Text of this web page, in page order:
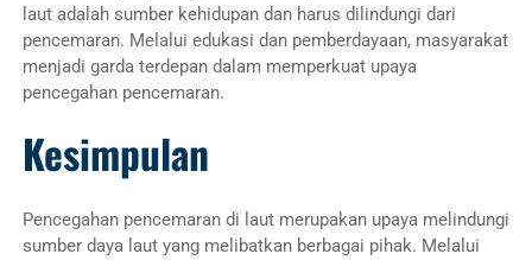
laut adalah sumber kehidupan dan harus dilindungi dari
pencemaran. Melalui edukasi dan pemberdayaan, masyarakat
menjadi garda terdepan dalam memperkuat upaya
pencegahan pencemaran.
Kesimpulan
Pencegahan pencemaran di laut merupakan upaya melindungi
sumber daya laut yang melibatkan berbagai pihak. Melalui